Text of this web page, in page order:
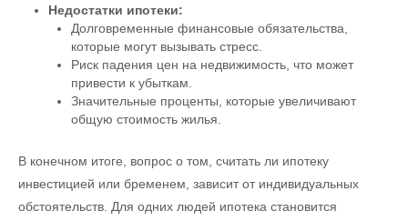
Недостатки ипотеки:
Долговременные финансовые обязательства,
которые могут вызывать стресс.
Риск падения цен на недвижимость, что может
привести к убыткам.
Значительные проценты, которые увеличивают
общую стоимость жилья.
В конечном итоге, вопрос о том, считать ли ипотеку
инвестицией или бременем, зависит от индивидуальных
обстоятельств. Для одних людей ипотека становится